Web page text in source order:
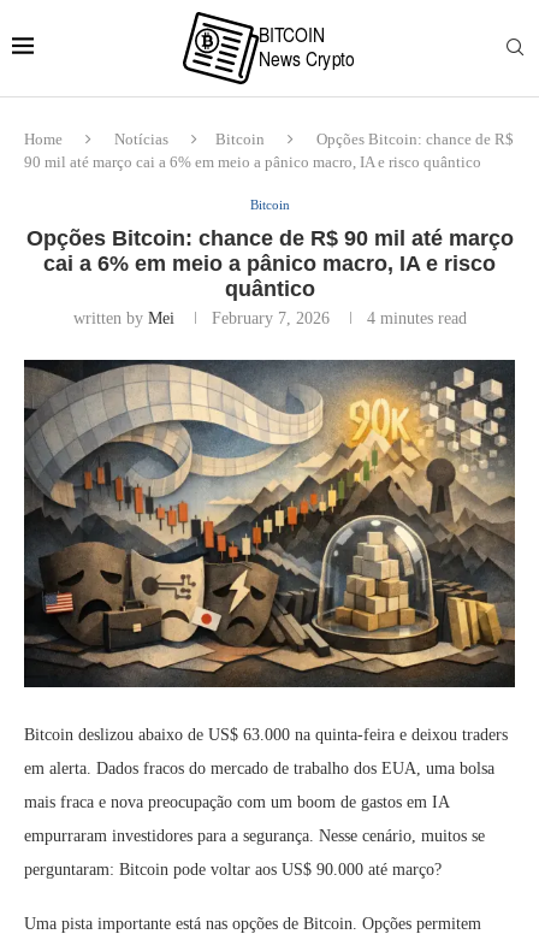
Home Notícias Bitcoin
Opções Bitcoin: chance de R$
90 mil até março cai a 6% em meio a pânico macro, IA e risco quântico
Bitcoin
Opções Bitcoin: chance de R$ 90 mil até março
cai a 6% em meio a pânico macro, IA e risco
quântico
written by Mei February 7, 2026 4 minutes read
Bitcoin deslizou abaixo de US$ 63.000 na quinta-feira e deixou traders
em alerta. Dados fracos do mercado de trabalho dos EUA, uma bolsa
mais fraca e nova preocupação com um boom de gastos em IA
empurraram investidores para a segurança. Nesse cenário, muitos se
perguntaram: Bitcoin pode voltar aos US$ 90.000 até março?
Uma pista importante está nas opções de Bitcoin. Opções permitem